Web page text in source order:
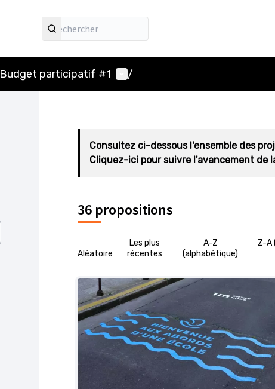
Budget participatif #1 Menu utilisateur
/
Consultez ci-dessous l'ensemble des
Cliquez-ici pour suivre l'avancement de
36 propositions
Aléatoire
Les plus
récentes
A-Z
(alphabétique)
Z-A